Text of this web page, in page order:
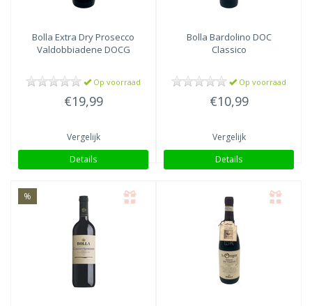
Bolla Extra Dry Prosecco
Valdobbiadene DOCG
Op voorraad
€19,99
Vergelijk
Details
Bolla Bardolino DOC
Classico
Op voorraad
€10,99
Vergelijk
Details
%